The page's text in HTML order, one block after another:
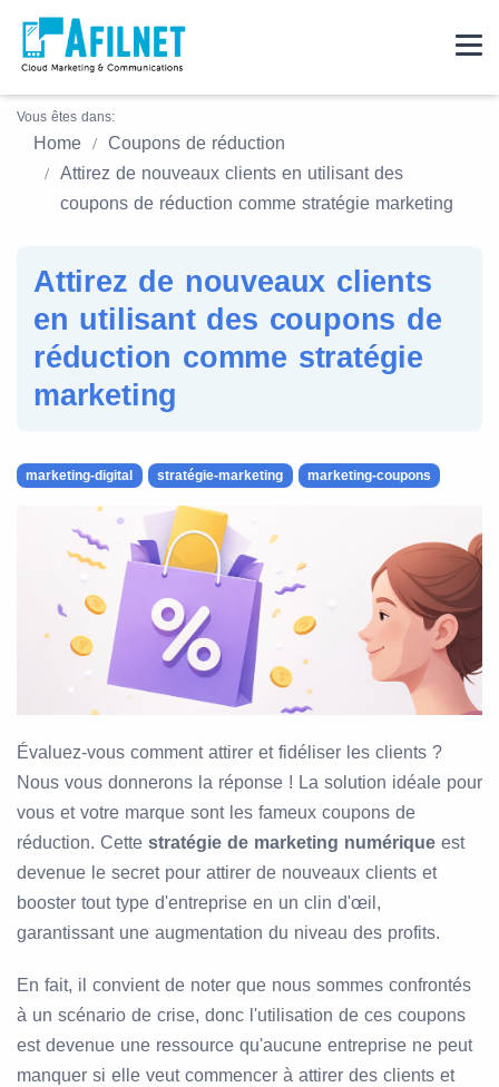
Vous êtes dans:
Home
Coupons de réduction
Attirez de nouveaux clients en utilisant des
coupons de réduction comme stratégie marketing
Attirez de nouveaux clients
en utilisant des coupons de
réduction comme stratégie
marketing
marketing-digital stratégie-marketing marketing-coupons
Évaluez-vous comment attirer et fidéliser les clients ?
Nous vous donnerons la réponse ! La solution idéale pour
vous et votre marque sont les fameux coupons de
réduction. Cette stratégie de marketing numérique est
devenue le secret pour attirer de nouveaux clients et
booster tout type d'entreprise en un clin d'œil,
garantissant une augmentation du niveau des profits.
En fait, il convient de noter que nous sommes confrontés
à un scénario de crise, donc l'utilisation de ces coupons
est devenue une ressource qu'aucune entreprise ne peut
manquer si elle veut commencer à attirer des clients et